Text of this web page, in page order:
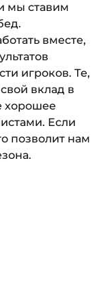
мы ставим
вместе,
игроков. Те,
вклад в
хорошее
Если
позволит нам